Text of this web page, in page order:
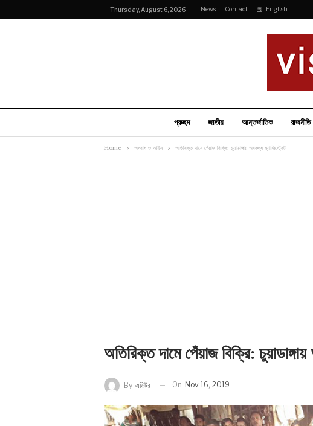
Thursday, August 6, 2026 News Contact English
প্রচ্ছদ জাতীয় আন্তর্জাতিক রাজনীতি
Home অপরাধ ও আইন অতিরিক্ত দামে পেঁয়াজ বিক্রি: চুয়াডাঙ্গায় অবরুদ্ধ ম্যাজিস্ট্রেট
অতিরিক্ত দামে পেঁয়াজ বিক্রি:
By এডিটর On Nov 16, 2019